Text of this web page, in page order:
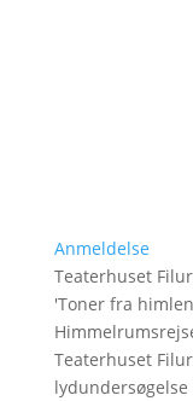
Anmeldelse
Teaterhuset
'Toner fra himlen
Teaterhuset